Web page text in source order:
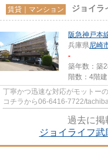
賃貸｜マンション ジョイラ
阪急神戸本
兵庫県尼崎
-
築年数：築
階数：4階建
丁寧かつ迅速な対応がモットー
コチラから06-6416-7722/
過去に掲
ジョイライフ